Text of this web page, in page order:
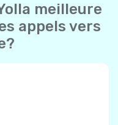
meilleure
appels vers